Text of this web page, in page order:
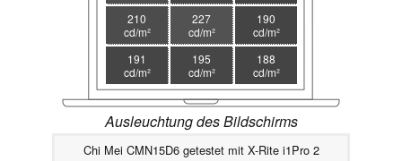
210
cd/m²
227
cd/m²
190
cd/m²
191
cd/m²
195
cd/m²
188
cd/m²
Ausleuchtung des Bildschirms
Chi Mei CMN15D6 getestet mit X-Rite i1Pro 2